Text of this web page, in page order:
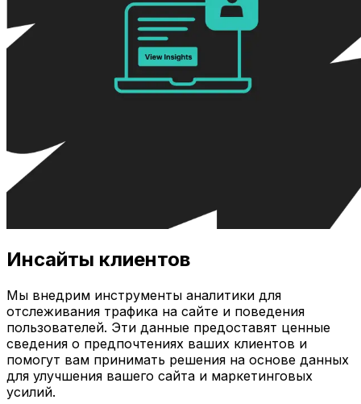
Инсайты клиентов
Мы внедрим инструменты аналитики для
отслеживания трафика на сайте и поведения
пользователей. Эти данные предоставят ценные
сведения о предпочтениях ваших клиентов и
помогут вам принимать решения на основе данных
для улучшения вашего сайта и маркетинговых
усилий.